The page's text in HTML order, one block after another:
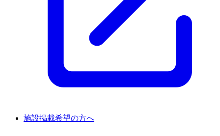
施設掲載希望の方へ